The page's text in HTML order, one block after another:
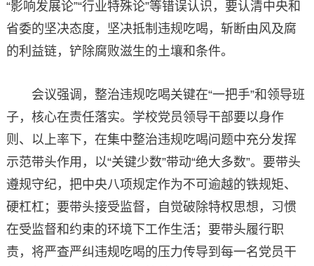
“影响发展论”“行业特殊论”等错误认识，要认清中央和
省委的坚决态度，坚决抵制违规吃喝，斩断由风及腐
的利益链，铲除腐败滋生的土壤和条件。
会议强调，整治违规吃喝关键在“一把手”和领导班
子，核心在责任落实。学校党员领导干部要以身作
则、以上率下，在集中整治违规吃喝问题中充分发挥
示范带头作用，以“关键少数”带动“绝大多数”。要带头
遵规守纪，把中央八项规定作为不可逾越的铁规矩、
硬杠杠；要带头接受监督，自觉破除特权思想，习惯
在受监督和约束的环境下工作生活；要带头履行职
责，将严查严纠违规吃喝的压力传导到每一名党员干